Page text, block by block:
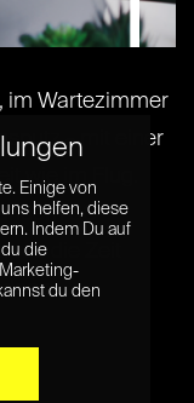
im Wartezimmer
– mit einer
wie im Flug.
80
die Zeit
Einige von
helfen, diese
Indem Du auf
die
du den